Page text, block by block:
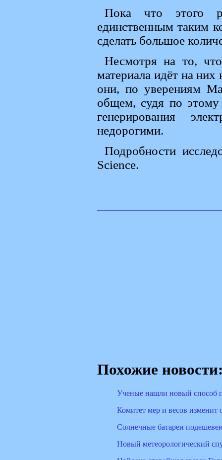
Пока что этого
единственным таким
сделать большое
Несмотря на то,
материала идёт на них
они, по уверениям
общем, судя по этому
генерирования
недорогими.
Подробности
Science.
Похожие
Ученые нашли новый способ
Комитет мер и весов изменит
Солнечные батареи
Новый метеорологический